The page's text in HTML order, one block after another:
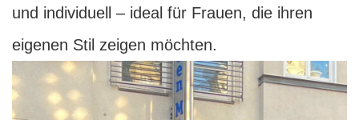
und individuell – ideal für Frauen, die ihren
eigenen Stil zeigen möchten.